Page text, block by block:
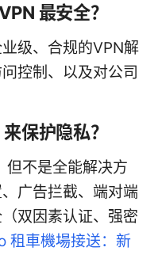
最安全？
级、合规的VPN解
控制、以及对公司
保护隐私？
但不是全能解决方
广告拦截、端对端
双因素认证、强密
租車機場接送：新